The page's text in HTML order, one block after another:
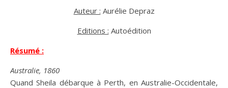
Auteur : Aurélie Depraz
Editions : Autoédition
Résumé :
Australie, 1860
Quand Sheila débarque à Perth, en Australie-Occidentale,